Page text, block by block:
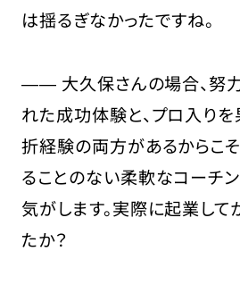
は揺るぎなかったですね。
―― 大久保さんの場合、努
れた成功体験と、プロ入り
折経験の両方があるからこ
ることのない柔軟なコーチ
気がします。実際に起業し
たか？